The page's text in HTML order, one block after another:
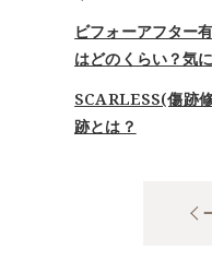
ビフォーアフター
はどのくらい？気
SCARLESS(傷跡
跡とは？